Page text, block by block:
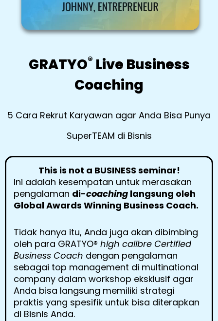
GRATYO® Live Business
Coaching
5 Cara Rekrut Karyawan agar Anda Bisa Punya
SuperTEAM di Bisnis
This is not a BUSINESS seminar!
Ini adalah kesempatan untuk merasakan
pengalaman di-coaching langsung oleh
Global Awards Winning Business Coach.
Tidak hanya itu, Anda juga akan dibimbing
oleh para GRATYO® high calibre Certified
Business Coach dengan pengalaman
sebagai top management di multinational
company dalam workshop eksklusif agar
Anda bisa langsung memiliki strategi
praktis yang spesifik untuk bisa diterapkan
di Bisnis Anda.